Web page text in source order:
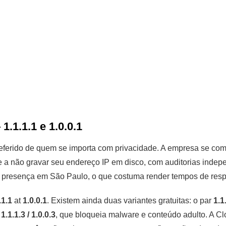
e 1.0.0.1
de quem se importa com privacidade. A empresa se
não gravar seu endereço IP em disco, com auditorias
em São Paulo, o que costuma render tempos de
at 1.0.0.1. Existem ainda duas variantes gratuitas: o par
1.1.1.3 / 1.0.0.3, que bloqueia malware e conteúdo adulto. A